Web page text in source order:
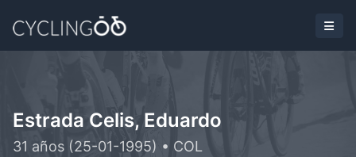
Estrada Celis, Eduardo
31 años (25-01-1995) • COL